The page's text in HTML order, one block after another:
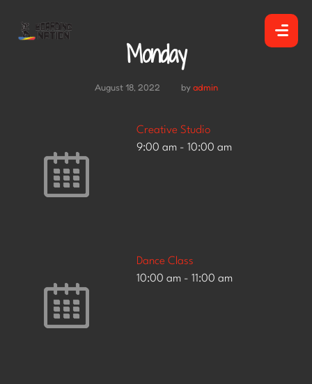
Monday
August 18, 2022 byadmin
Creative Studio
9:00 am- 10:00 am
Dance Class
10:00 am- 11:00 am